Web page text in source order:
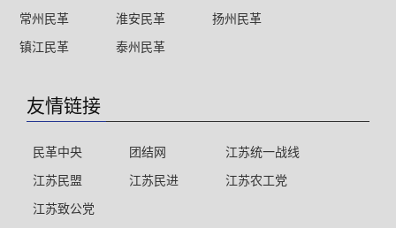
常州民革
淮安民革
扬州民革
镇江民革
泰州民革
友情链接
民革中央 团结网
江苏统一战线
江苏民盟
江苏民进
江苏农工党
江苏致公党